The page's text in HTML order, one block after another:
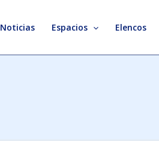
Noticias Espacios Elencos